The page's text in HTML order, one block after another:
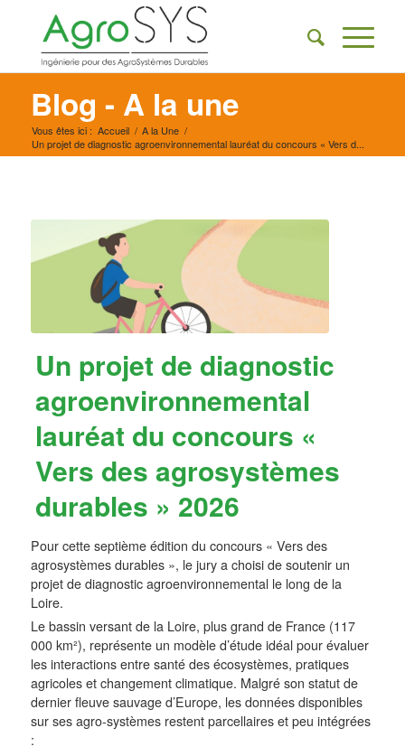
Blog - A la une
Vous êtes ici : Accueil / A la Une /
Un projet de diagnostic agroenvironnemental lauréat du concours « Vers d...
Un projet de diagnostic
agroenvironnemental
lauréat du concours «
Vers des agrosystèmes
durables » 2026
Pour cette septième édition du concours « Vers des
agrosystèmes durables », le jury a choisi de soutenir un
projet de diagnostic agroenvironnemental le long de la
Loire.
Le bassin versant de la Loire, plus grand de France (117
000 km²), représente un modèle d’étude idéal pour évaluer
les interactions entre santé des écosystèmes, pratiques
agricoles et changement climatique. Malgré son statut de
dernier fleuve sauvage d’Europe, les données disponibles
sur ses agro-systèmes restent parcellaires et peu intégrées
: